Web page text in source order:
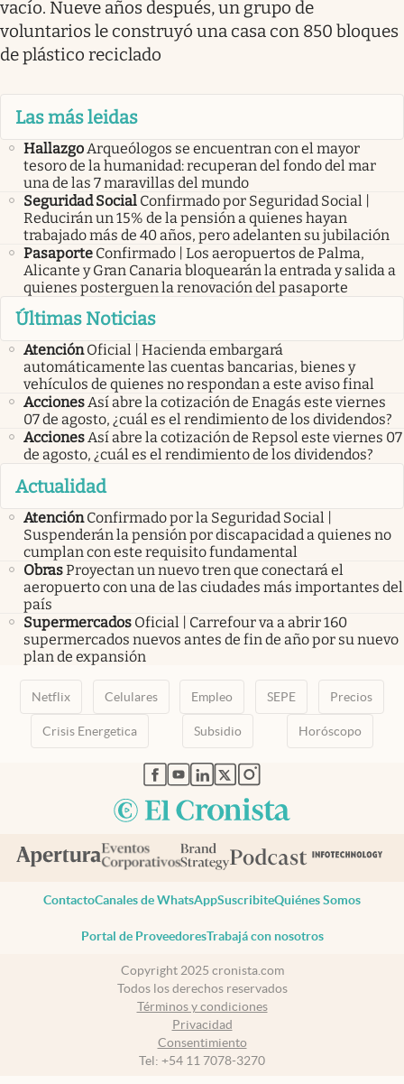
vacío. Nueve años después, un grupo de
voluntarios le construyó una casa con 850 bloques
de plástico reciclado
Las más leidas
HallazgoArqueólogos se encuentran con el mayor
tesoro de la humanidad: recuperan del fondo del mar
una de las 7 maravillas del mundo
Seguridad Social Confirmado por Seguridad Social |
Reducirán un 15% de la pensión a quienes hayan
trabajado más de 40 años, pero adelanten su jubilación
Pasaporte Confirmado | Los aeropuertos de Palma,
Alicante y Gran Canaria bloquearán la entrada y salida a
quienes posterguen la renovación del pasaporte
Últimas Noticias
Atención Oficial | Hacienda embargará
automáticamente las cuentas bancarias, bienes y
vehículos de quienes no respondan a este aviso final
AccionesAsí abre la cotización de Enagás este viernes
07 de agosto, ¿cuál es el rendimiento de los dividendos?
AccionesAsí abre la cotización de Repsol este viernes 07
de agosto, ¿cuál es el rendimiento de los dividendos?
Actualidad
Atención Confirmado por la Seguridad Social |
Suspenderán la pensión por discapacidad a quienes no
cumplan con este requisito fundamental
ObrasProyectan un nuevo tren que conectará el
aeropuerto con una de las ciudades más importantes del
país
Supermercados Oficial | Carrefour va a abrir 160
supermercados nuevos antes de fin de año por su nuevo
plan de expansión
Netflix Celulares Empleo SEPE Precios
Crisis Energetica Subsidio Horóscopo
abre en nueva pestaña
abre en nueva pestaña
abre en nueva pestaña
abre en nueva pestaña
abre en nueva pestaña
ContactoCanales de WhatsAppSuscribiteQuiénes Somos
Portal de ProveedoresTrabajá con nosotros
Copyright 2025 cronista.com
Todos los derechos reservados
Términos y condiciones
Privacidad
Consentimiento
Tel: +54 11 7078-3270